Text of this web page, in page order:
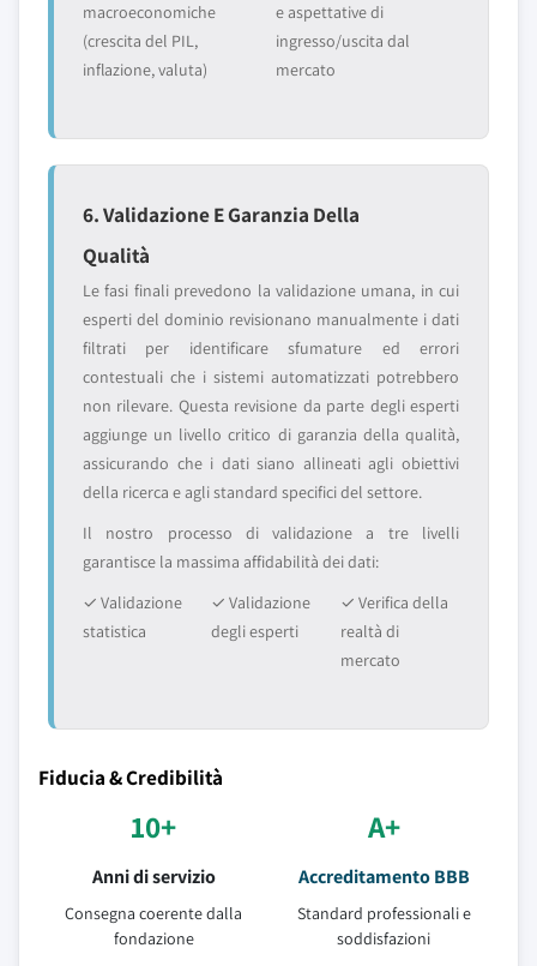
macroeconomiche
(crescita del PIL,
inflazione, valuta)
e aspettative di
ingresso/uscita dal
mercato
6. Validazione E Garanzia Della
Qualità
Le fasi finali prevedono la validazione umana, in cui
esperti del dominio revisionano manualmente i dati
filtrati per identificare sfumature ed errori
contestuali che i sistemi automatizzati potrebbero
non rilevare. Questa revisione da parte degli esperti
aggiunge un livello critico di garanzia della qualità,
assicurando che i dati siano allineati agli obiettivi
della ricerca e agli standard specifici del settore.
Il nostro processo di validazione a tre livelli
garantisce la massima affidabilità dei dati:
✓ Validazione
statistica
✓ Validazione
degli esperti
✓ Verifica della
realtà di
mercato
Fiducia & Credibilità
10+
Anni di servizio
Consegna coerente dalla
fondazione
A+
Accreditamento BBB
Standard professionali e
soddisfazioni